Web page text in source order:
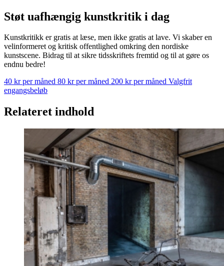
Støt uafhængig kunstkritik i dag
Kunstkritikk er gratis at læse, men ikke gratis at lave. Vi skaber en
velinformeret og kritisk offentlighed omkring den nordiske
kunstscene. Bidrag til at sikre tidsskriftets fremtid og til at gøre os
endnu bedre!
40 kr per måned 80 kr per måned 200 kr per måned Valgfrit
engangsbeløb
Relateret indhold